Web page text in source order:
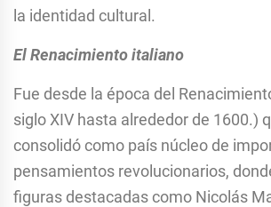
la identidad cultural.
El Renacimiento italiano
Fue desde la época del
siglo XIV hasta alrededor de 1600.)
consolidó como país núcleo de
pensamientos revolucionarios,
figuras destacadas como Nicolás